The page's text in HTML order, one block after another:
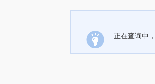
正在查询中